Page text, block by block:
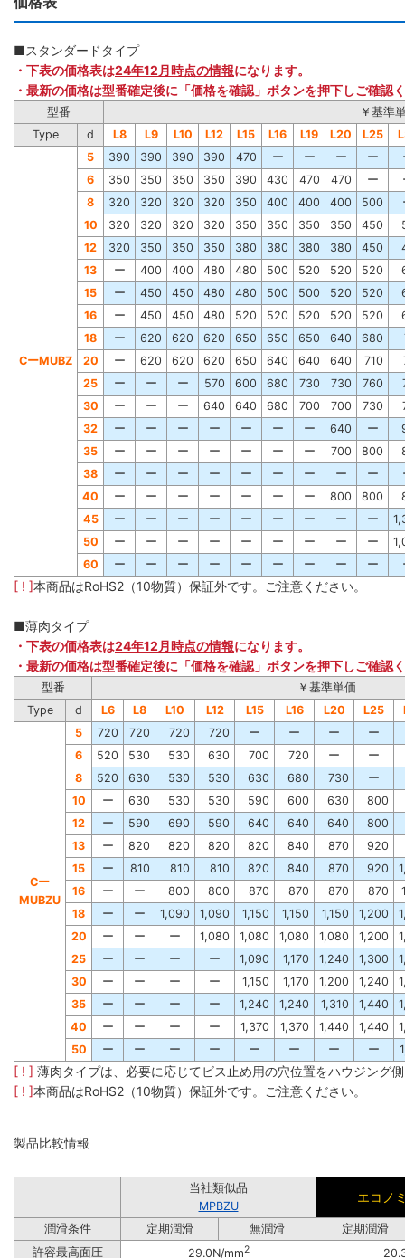
■スタンダードタイプ
・下表の価格表は24年12月時点の情報になります。
・最新の価格は型番確定後に「価格を確認」ボタンを押下しご確認
型番
￥基準
Type
d L8 L9 L10 L12 L15 L16 L19 L20 L25
CーMUBZ
5 390 390 390 390 470 ー ー ー ー
6
350 350 350 350 390 430 470 470 ー
8
320 320 320 320 350 400 400 400 500
10
320 320 320 320 350 350 350 350 450
12
320 350 350 350 380 380 380 380 450
13
ー 400 400 480 480 500 520 520 520
15
ー 450 450 480 480 500 500 520 520
16
ー 450 450 480 520 520 520 520 520
18
ー 620 620 620 650 650 650 640 680
20
ー 620 620 620 650 640 640 640 710
25
ー ー ー 570 600 680 730 730 760
30
ー ー ー 640 640 680 700 700 730
32
ー ー ー ー ー ー ー 640 ー
35
ー ー ー ー ー ー ー 700 800
38
ー ー ー ー ー ー ー ー ー
40
ー ー ー ー ー ー ー 800 800
45
ー ー ー ー ー ー ー ー ー
50
ー ー ー ー ー ー ー ー ー
60
ー ー ー ー ー ー ー ー ー
[ ! ]本商品はRoHS2（10物質）保証外です。ご注意ください。
■薄肉タイプ
・下表の価格表は24年12月時点の情報になります。
・最新の価格は型番確定後に「価格を確認」ボタンを押下しご確認
型番
￥基準単価
Type
d L6 L8 L10 L12 L15 L16 L20 L25
Cー
MUBZU
5 720 720 720 720 ー ー ー
ー
6
520 530 530 630 700 720 ー
ー
8
520 630 530 530 630 680 730
ー
10
ー 630 530 530 590 600 630
800
12
ー 590 690 590 640 640 640
800
13
ー 820 820 820 820 840 870
920
15
ー 810 810 810 820 840 870 920
16
ー ー 800 800 870 870 870 870
18
ー ー 1,090 1,090 1,150 1,150 1,150 1,200
20
ー ー ー 1,080 1,080 1,080 1,080 1,200
25
ー ー ー ー 1,090 1,170 1,240 1,300
30
ー ー ー ー 1,150 1,170 1,200 1,240
35
ー ー ー ー 1,240 1,240 1,310 1,440
40
ー ー ー ー 1,370 1,370 1,440 1,440
50
ー ー ー ー ー ー ー ー
[ ! ] 薄肉タイプは、必要に応じてビス止め用の穴位置をハウジング
[ ! ]本商品はRoHS2（10物質）保証外です。ご注意ください。
製品比較情報
当社類似品
MPBZU
エコノ
潤滑条件 定期潤滑 無潤滑
定期潤滑
許容最高面圧
29.0N/mm2